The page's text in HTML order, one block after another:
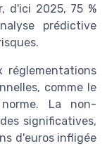
d'ici 2025, 75 %
prédictive
réglementations
comme le
La non-
significatives,
d'euros infligée